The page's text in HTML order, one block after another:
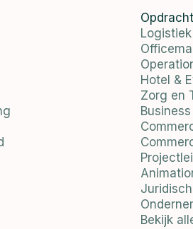
Logistiek
Hotel &
Zorg en
Bekijk